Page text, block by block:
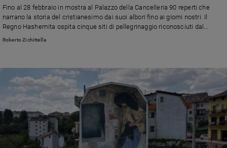
Fino al 28 febbraio in mostra al Palazzo della Cancelleria 90 reperti che
narrano la storia del cristianesimo dai suoi albori fino ai giorni nostri. Il
Regno Hashemita ospita cinque siti di pellegrinaggio riconosciuti dal
Vaticano
Roberto Zichittella